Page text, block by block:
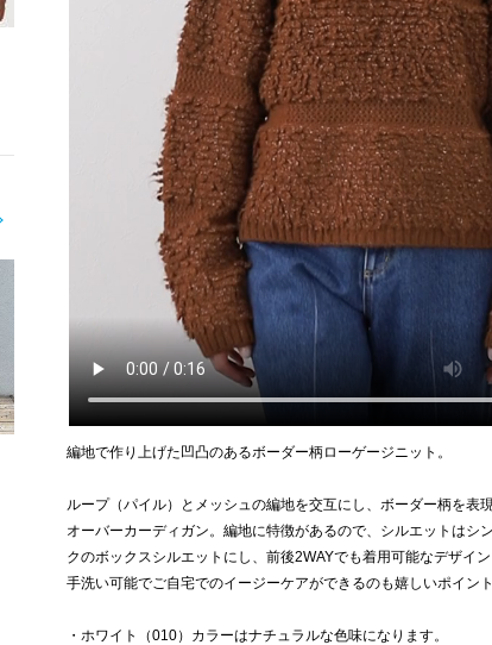
編地で作り上げた凹凸のあるボーダー柄ローゲージニット。
ループ（パイル）とメッシュの編地を交互にし、ボーダー柄を表
オーバーカーディガン。編地に特徴があるので、シルエットはシ
クのボックスシルエットにし、前後2WAYでも着用可能なデザイン
手洗い可能でご自宅でのイージーケアができるのも嬉しいポイン
・ホワイト（010）カラーはナチュラルな色味になります。